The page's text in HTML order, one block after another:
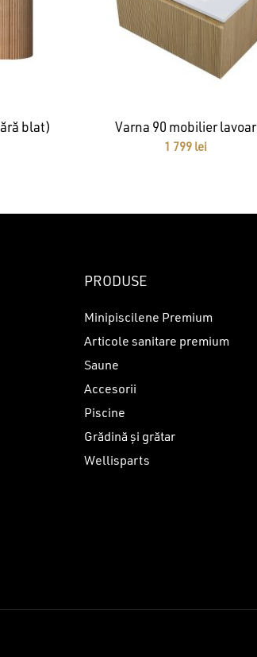
blat) Varna 90 mobilier lavoar
1 799 lei
PRODUSE
Minipiscilene Premium
Articole sanitare premium
Saune
Accesorii
Piscine
Grădină și grătar
Wellisparts